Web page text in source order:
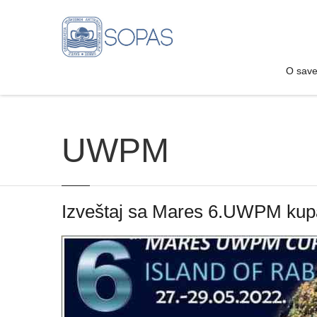
O
O
UWPM
Izveštaj sa Mares 6.UWPM